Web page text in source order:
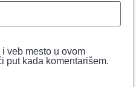
veb mesto u ovom
put kada komentarišem.